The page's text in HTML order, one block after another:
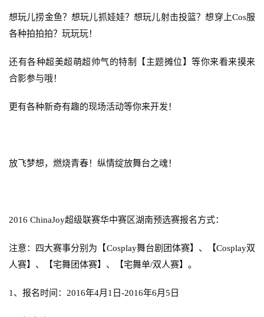
游
原
创
游
界
游
单
游
想玩儿捞金鱼？想玩儿抓娃娃？想玩儿射击投篮？想穿上Cos服
各种拍拍拍？玩玩玩！
还有各种超美超萌超帅气的特制【主题摊位】等你来看来摸来
合影参与哦！
更有各种新奇有趣的现场活动等你来开发！
放飞梦想，燃烧青春！纵情绽放舞台之魂！
2016 ChinaJoy超级联赛华中赛区湖南预选赛报名方式：
注意：四大赛事分别为【Cosplay舞台剧团体赛】、【Cosplay双
人赛】、【宅舞团体赛】、【宅舞单/双人赛】。
1、报名时间： 2016年4月 1 日-2016年6月5 日